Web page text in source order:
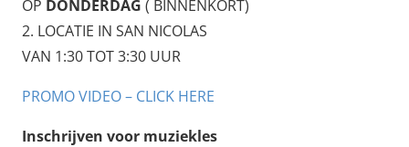
OP DONDERDAG ( BINNENKORT)
2. LOCATIE IN SAN NICOLAS
VAN 1:30 TOT 3:30 UUR
PROMO VIDEO – CLICK HERE
​Inschrijven voor muziekles